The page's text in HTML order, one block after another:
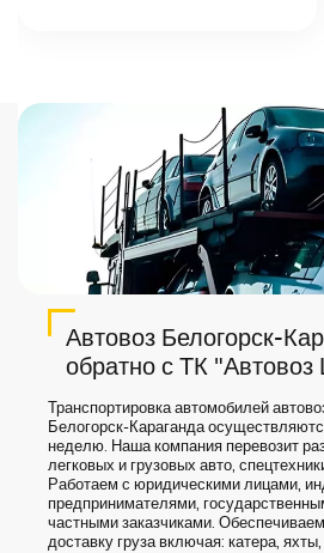
Автовоз Белогорск-
обратно с ТК "Автовоз
Транспортировка автомобилей
Белогорск-Караганда
неделю. Наша компания перевозит
легковых и грузовых авто,
Работаем с юридическими лицами,
предпринимателями,
частными заказчиками.
доставку груза включая: катера,